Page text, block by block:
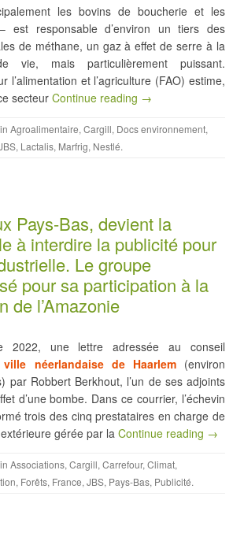
les bovins de boucherie et les
est responsable d’environ un tiers des
de méthane, un gaz à effet de serre à la
vie, mais particulièrement puissant.
l’alimentation et l’agriculture (FAO) estime,
secteur Continue reading →
Agroalimentaire, Cargill, Docs environnement,
, Lactalis, Marfrig, Nestlé.
Pays-Bas, devient la
à interdire la publicité pour
Le groupe
pour sa participation à la
de l’Amazonie
2022, une lettre adressée au conseil
néerlandaise de Haarlem(environ
par Robbert Berkhout, l’un de ses adjoints
d’une bombe. Dans ce courrier, l’échevin
trois des cinq prestataires en charge de
gérée par la Continue reading →
Associations, Cargill, Carrefour, Climat,
, Forêts, France, JBS, Pays-Bas, Publicité.